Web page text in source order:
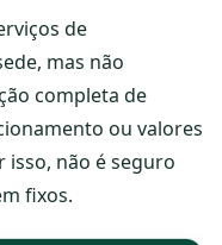
de
mas não
completa de
ou valores
isso, não é seguro
fixos.